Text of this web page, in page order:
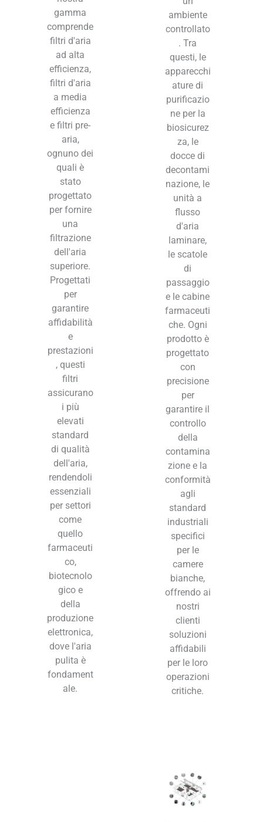
gamma
comprende
filtri d'aria
ad alta
efficienza,
filtri d'aria
a media
efficienza
e filtri pre-
aria,
ognuno dei
quali è
stato
progettato
per fornire
una
filtrazione
dell'aria
superiore.
Progettati
per
garantire
affidabilità
e
prestazioni
, questi
filtri
assicurano
i più
elevati
standard
di qualità
dell'aria,
rendendoli
essenziali
per settori
come
quello
farmaceuti
co,
biotecnolo
gico e
della
produzione
elettronica,
dove l'aria
pulita è
fondament
ale.
ambiente
controllato
. Tra
questi, le
apparecchi
ature di
purificazio
ne per la
biosicurez
za, le
docce di
decontami
nazione, le
unità a
flusso
d'aria
laminare,
le scatole
di
passaggio
e le cabine
farmaceuti
che. Ogni
prodotto è
progettato
con
precisione
per
garantire il
controllo
della
contamina
zione e la
conformità
agli
standard
industriali
specifici
per le
camere
bianche,
offrendo ai
nostri
clienti
soluzioni
affidabili
per le loro
operazioni
critiche.